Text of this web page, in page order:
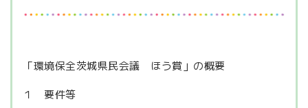
「環境保全茨城県民会議 ほう賞」の概要
１ 要件等